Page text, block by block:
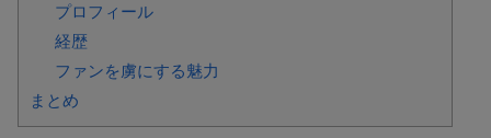
プロフィール
経歴
ファンを虜にする魅力
まとめ